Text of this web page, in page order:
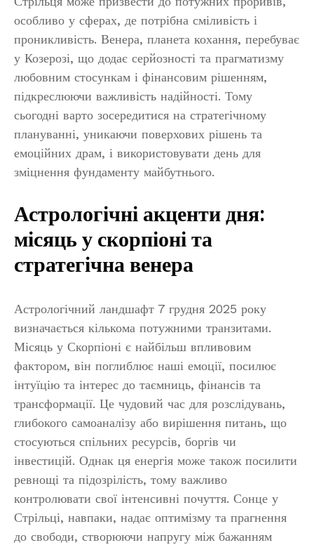
особливо у сферах, де потрібна сміливість і
проникливість. Венера, планета кохання, перебуває
у Козерозі, що додає серйозності та прагматизму
любовним стосункам і фінансовим рішенням,
підкреслюючи важливість надійності. Тому
сьогодні варто зосередитися на стратегічному
плануванні, уникаючи поверхових рішень та
емоційних драм, і використовувати день для
зміцнення фундаменту майбутнього.
Астрологічні акценти дня:
місяць у скорпіоні та
стратегічна венера
Астрологічний ландшафт 7 грудня 2025 року
визначається кількома потужними транзитами.
Місяць у Скорпіоні є найбільш впливовим
фактором, він поглиблює наші емоції, посилює
інтуїцію та інтерес до таємниць, фінансів та
трансформації. Це чудовий час для розслідувань,
глибокого самоаналізу або вирішення питань, що
стосуються спільних ресурсів, боргів чи
інвестицій. Однак ця енергія може також посилити
ревнощі та підозрілість, тому важливо
контролювати свої інтенсивні почуття. Сонце у
Стрільці, навпаки, надає оптимізму та прагнення
до свободи, створюючи напругу між бажанням